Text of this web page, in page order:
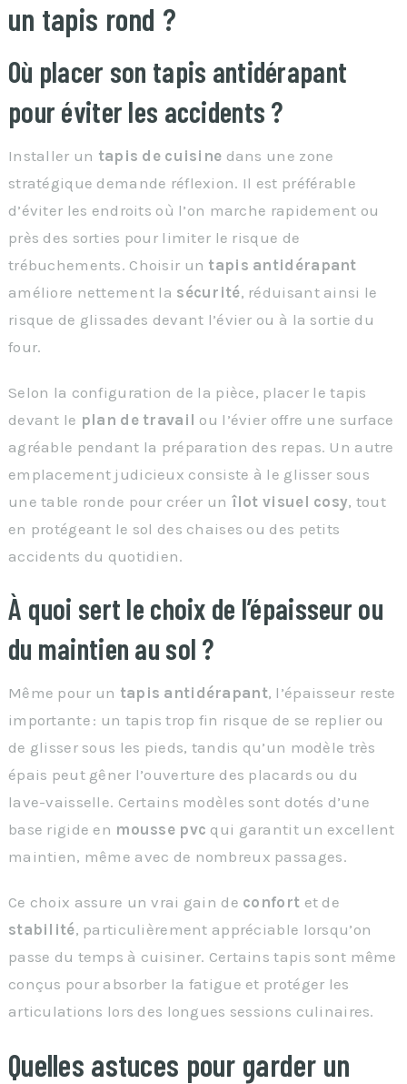
un tapis rond ?
Où placer son tapis antidérapant
pour éviter les accidents ?
Installer un tapis de cuisine dans une zone
stratégique demande réflexion. Il est préférable
d’éviter les endroits où l’on marche rapidement ou
près des sorties pour limiter le risque de
trébuchements. Choisir un tapis antidérapant
améliore nettement la sécurité, réduisant ainsi le
risque de glissades devant l’évier ou à la sortie du
four.
Selon la configuration de la pièce, placer le tapis
devant le plan de travail ou l’évier offre une surface
agréable pendant la préparation des repas. Un autre
emplacement judicieux consiste à le glisser sous
une table ronde pour créer un îlot visuel cosy, tout
en protégeant le sol des chaises ou des petits
accidents du quotidien.
À quoi sert le choix de l’épaisseur ou
du maintien au sol ?
Même pour un tapis antidérapant, l’épaisseur reste
importante : un tapis trop fin risque de se replier ou
de glisser sous les pieds, tandis qu’un modèle très
épais peut gêner l’ouverture des placards ou du
lave-vaisselle. Certains modèles sont dotés d’une
base rigide en mousse pvc qui garantit un excellent
maintien, même avec de nombreux passages.
Ce choix assure un vrai gain de confort et de
stabilité, particulièrement appréciable lorsqu’on
passe du temps à cuisiner. Certains tapis sont même
conçus pour absorber la fatigue et protéger les
articulations lors des longues sessions culinaires.
Quelles astuces pour garder un